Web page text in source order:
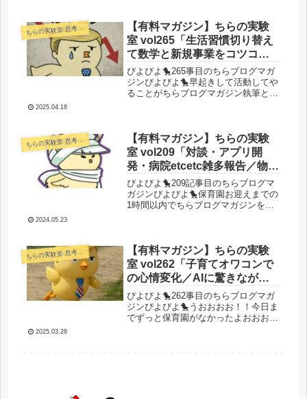
ロー見直しなどもあり非常に...
ちらの実験室-思考・失敗談・リアルタイム実況等を発信します-
【有料マガジン】ちらの実験
室 vol265「生活習慣切り替え
て数学と新規事業をコツコツ
と／SEOどんな感じこんな感
じ報告」
ぴよぴよ🐤265事目のちらブログマガ
ジンぴよぴよ🐤早起きして活動してや
ることがちらブログマガジン執筆とい
かくなってきたし日も伸びてきたの
で...
2025.04.18
ちらの実験室-思考・失敗談・リアルタイム実況等を発信します-
【有料マガジン】ちらの実験
室 vol209「対談・アプリ開
発・病院etcetc雑多報告／物販
が阿鼻叫喚！上手くいってな
い！！滝壺物販状況をシェ
ア」
ぴよぴよ🐤209記事目のちらブログマ
ガジンぴよぴよ🐤保育園お迎えまでの
1時間以内でちらブログマガジンを仕
日は家族サービスやら家事やら諸々
を...
2024.05.23
ちらの実験室-思考・失敗談・リアルタイム実況等を発信します-
【有料マガジン】ちらの実験
室 vol262「子育てオワコンで
の心情変化／AIに驚きながら
中長期的な視点で何やるか考
え続けてた」
ぴよぴよ🐤262事目のちらブログマガ
ジンぴよぴよ🐤うおおおお！！今日ま
でずっと保育園がなかったよおおお！
2025.03.28